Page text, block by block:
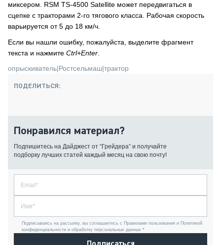
миксером. RSM TS‑4500 Satellite может передвигаться в
сцепке с тракторами 2-го тягового класса. Рабочая скорость
варьируется от 5 до 18 км/ч.
Если вы нашли ошибку, пожалуйста, выделите фрагмент
текста и нажмите Ctrl+Enter
опрыскиватель|Ростсельмаш|трактор
ПОДЕЛИТЬСЯ:
Понравился материал?
Подпишитесь на Дайджест от “Грейдера” и получайте
подборку лучших статей каждый месяц на свою почту!
Подписываясь на рассылку, вы соглашаетесь с Правилами пользования и Политикой
конфиденциальности и обработку персональных данных *